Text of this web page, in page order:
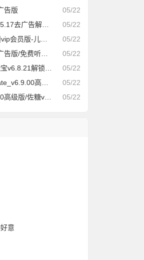
05/22
告版
05/22
告解锁vip会员版
05/22
早教儿歌故事启蒙
05/22
/免费听歌app
05/22
解锁vip版
05/22
级版/快速屏幕翻译
05/22
v1.6.12会员解锁版
意